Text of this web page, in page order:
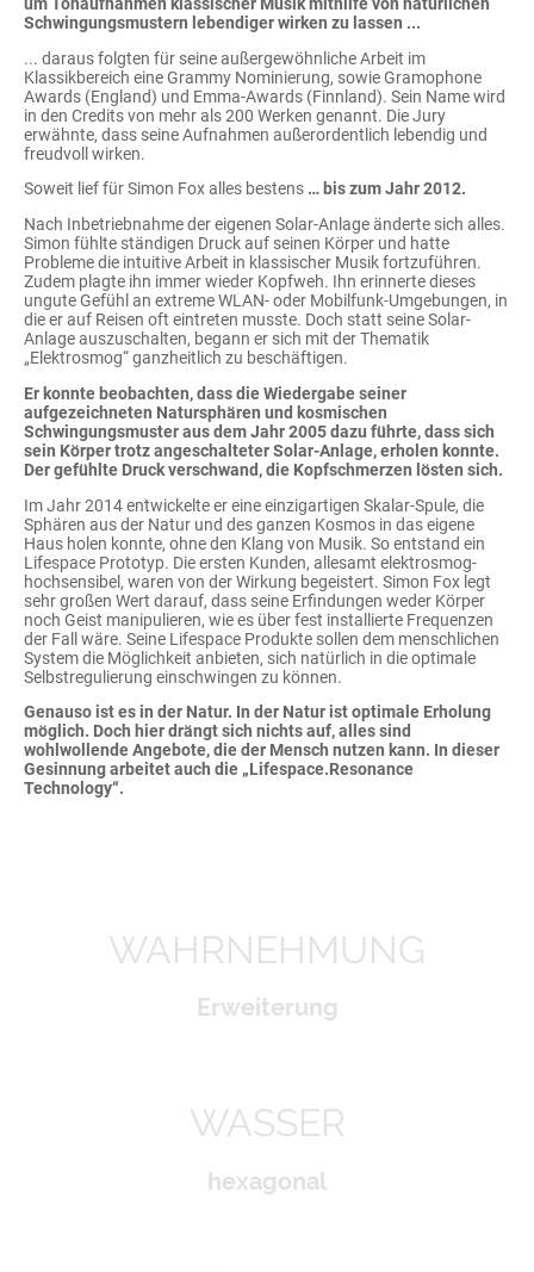
Schwingungsmustern lebendiger wirken zu lassen ...
... daraus folgten für seine außergewöhnliche Arbeit im
Klassikbereich eine Grammy Nominierung, sowie Gramophone
Awards (England) und Emma-Awards (Finnland). Sein Name wird
in den Credits von mehr als 200 Werken genannt. Die Jury
erwähnte, dass seine Aufnahmen außerordentlich lebendig und
freudvoll wirken.
Soweit lief für Simon Fox alles bestens … bis zum Jahr 2012.
Nach Inbetriebnahme der eigenen Solar-Anlage änderte sich alles.
Simon fühlte ständigen Druck auf seinen Körper und hatte
Probleme die intuitive Arbeit in klassischer Musik fortzuführen.
Zudem plagte ihn immer wieder Kopfweh. Ihn erinnerte dieses
ungute Gefühl an extreme WLAN- oder Mobilfunk-Umgebungen, in
die er auf Reisen oft eintreten musste. Doch statt seine Solar-
Anlage auszuschalten, begann er sich mit der Thematik
„Elektrosmog“ ganzheitlich zu beschäftigen.
Er konnte beobachten, dass die Wiedergabe seiner
aufgezeichneten Natursphären und kosmischen
Schwingungsmuster aus dem Jahr 2005 dazu führte, dass sich
sein Körper trotz angeschalteter Solar-Anlage, erholen konnte.
Der gefühlte Druck verschwand, die Kopfschmerzen lösten sich.
Im Jahr 2014 entwickelte er eine einzigartigen Skalar-Spule, die
Sphären aus der Natur und des ganzen Kosmos in das eigene
Haus holen konnte, ohne den Klang von Musik. So entstand ein
Lifespace Prototyp. Die ersten Kunden, allesamt elektrosmog-
hochsensibel, waren von der Wirkung begeistert. Simon Fox legt
sehr großen Wert darauf, dass seine Erfindungen weder Körper
noch Geist manipulieren, wie es über fest installierte Frequenzen
der Fall wäre. Seine Lifespace Produkte sollen dem menschlichen
System die Möglichkeit anbieten, sich natürlich in die optimale
Selbstregulierung einschwingen zu können.
Genauso ist es in der Natur. In der Natur ist optimale Erholung
möglich. Doch hier drängt sich nichts auf, alles sind
wohlwollende Angebote, die der Mensch nutzen kann. In dieser
Gesinnung arbeitet auch die „Lifespace.Resonance
Technology“.
WAHRNEHMUNG
Erweiterung
WASSER
hexagonal